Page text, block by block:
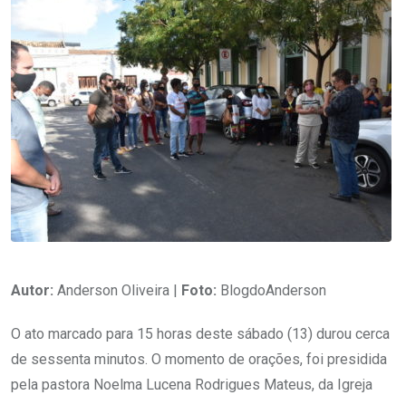
Autor: Anderson Oliveira | Foto: BlogdoAnderson
O ato marcado para 15 horas deste sábado (13) durou cerca
de sessenta minutos. O momento de orações, foi presidida
pela pastora Noelma Lucena Rodrigues Mateus, da Igreja